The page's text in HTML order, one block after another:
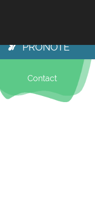
PRONOTE
Contact